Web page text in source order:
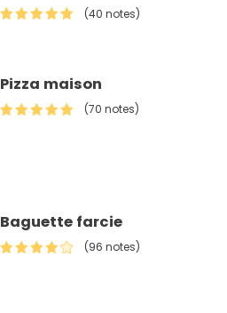
(40 notes)
Pizza maison
(70 notes)
Baguette farcie
(96 notes)